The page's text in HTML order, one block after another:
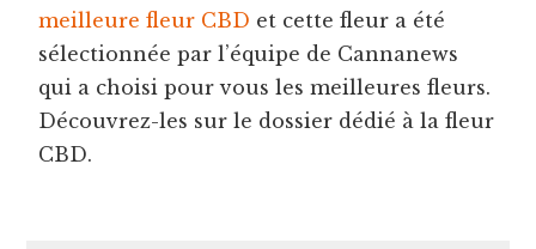
meilleure fleur CBD et cette fleur a été
sélectionnée par l’équipe de Cannanews
qui a choisi pour vous les meilleures fleurs.
Découvrez-les sur le dossier dédié à la fleur
CBD.